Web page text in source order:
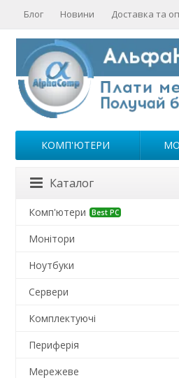
Блог Новини Доставка та
КОМП'ЮТЕРИ
Каталог
Комп'ютери Best PC
Монітори
Ноутбуки
Сервери
Комплектуючі
Периферія
Мережеве